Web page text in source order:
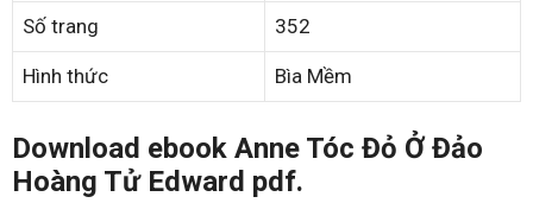
Số trang 352
Hình thức Bìa Mềm
Download ebook Anne Tóc Đỏ Ở Đảo
Hoàng Tử Edward pdf.